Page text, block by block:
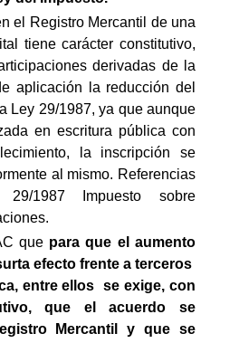
el Registro Mercantil de una
tiene carácter constitutivo,
derivadas de la
aplicación la reducción del
Ley 29/1987, ya que aunque
en escritura pública con
la inscripción se
al mismo. Referencias
29/1987 Impuesto sobre
que para que el aumento
efecto frente a terceros 
entre ellos  se exige, con
que el acuerdo se
Mercantil y que se